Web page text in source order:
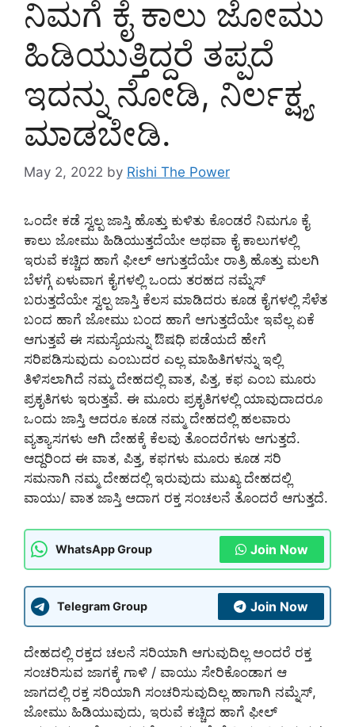
ನಿಮಗೆ ಕೈ ಕಾಲು ಜೋಮು
ಹಿಡಿಯುತ್ತಿದ್ದರೆ ತಪ್ಪದೆ
ಇದನ್ನು ನೋಡಿ, ನಿರ್ಲಕ್ಷ್ಯ
ಮಾಡಬೇಡಿ.
May 2, 2022 by Rishi The Power
ಒಂದೇ ಕಡೆ ಸ್ವಲ್ಪ ಜಾಸ್ತಿ ಹೊತ್ತು ಕುಳಿತು ‌ಕೊಂಡರೆ ನಿಮಗೂ ಕೈ
ಕಾಲು ಜೋಮು‌ ಹಿಡಿಯುತ್ತದೆಯೇ ಅಥವಾ ಕೈ ಕಾಲುಗಳಲ್ಲಿ
ಇರುವೆ ಕಚ್ಚಿದ ಹಾಗೆ ಫೀಲ್ ಆಗುತ್ತದೆಯೇ ರಾತ್ರಿ ಹೊತ್ತು ಮಲಗಿ
ಬೆಳಗ್ಗೆ ಏಳುವಾಗ ಕೈಗಳಲ್ಲಿ ಒಂದು ತರಹದ ನಮ್ನೆಸ್
ಬರುತ್ತದೆಯೇ ಸ್ವಲ್ಪ ಜಾಸ್ತಿ ಕೆಲಸ ಮಾಡಿದರು ಕೂಡ ಕೈಗಳಲ್ಲಿ ಸೆಳೆತ
ಬಂದ ಹಾಗೆ ಜೋಮು ಬಂದ ಹಾಗೆ ಆಗುತ್ತದೆಯೇ ಇವೆಲ್ಲ ಏಕೆ
ಆಗುತ್ತವೆ ಈ ಸಮಸ್ಯೆಯನ್ನು ಔಷಧಿ ಪಡೆಯದೆ ಹೇಗೆ
ಸರಿಪಡಿಸುವುದು ಎಂಬುದರ ಎಲ್ಲ ಮಾಹಿತಿಗಳನ್ನು ಇಲ್ಲಿ
ತಿಳಿಸಲಾಗಿದೆ ನಮ್ಮ ದೇಹದಲ್ಲಿ ವಾತ, ಪಿತ್ತ, ಕಫ ಎಂಬ ಮೂರು
ಪ್ರಕೃತಿಗಳು ಇರುತ್ತವೆ. ಈ ಮೂರು ಪ್ರಕೃತಿಗಳಲ್ಲಿ ಯಾವುದಾದರೂ
ಒಂದು ಜಾಸ್ತಿ ಆದರೂ ಕೂಡ ನಮ್ಮ ದೇಹದಲ್ಲಿ ಹಲವಾರು
ವ್ಯತ್ಯಾಸಗಳು ಆಗಿ ದೇಹಕ್ಕೆ ಕೆಲವು ತೊಂದರೆಗಳು ಆಗುತ್ತದೆ.
ಆದ್ದರಿಂದ ಈ ವಾತ, ಪಿತ್ತ, ಕಫಗಳು ಮೂರು ಕೂಡ ಸರಿ
ಸಮನಾಗಿ ನಮ್ಮ ದೇಹದಲ್ಲಿ ಇರುವುದು ಮುಖ್ಯ ದೇಹದಲ್ಲಿ
ವಾಯು/ ವಾತ ಜಾಸ್ತಿ ಆದಾಗ ರಕ್ತ ಸಂಚಲನೆ ತೊಂದರೆ ಆಗುತ್ತದೆ.
WhatsApp Group Join Now
Telegram Group Join Now
ದೇಹದಲ್ಲಿ ರಕ್ತದ ಚಲನೆ ಸರಿಯಾಗಿ ಆಗುವುದಿಲ್ಲ ಅಂದರೆ ರಕ್ತ
ಸಂಚರಿಸುವ ಜಾಗಕ್ಕೆ ಗಾಳಿ / ವಾಯು ಸೇರಿಕೊಂಡಾಗ ಆ
ಜಾಗದಲ್ಲಿ ರಕ್ತ ಸರಿಯಾಗಿ ಸಂಚರಿಸುವುದಿಲ್ಲ ಹಾಗಾಗಿ ನಮ್ನೆಸ್,
ಜೋಮು‌ ಹಿಡಿಯುವುದು, ಇರುವೆ ಕಚ್ಚಿದ ಹಾಗೆ ಫೀಲ್‌